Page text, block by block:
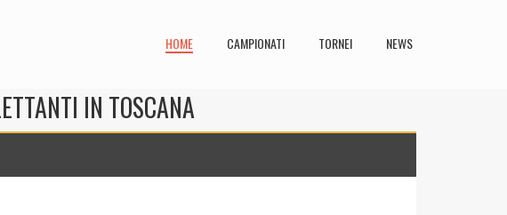
HOME CAMPIONATI TORNEI NEWS
IN TOSCANA